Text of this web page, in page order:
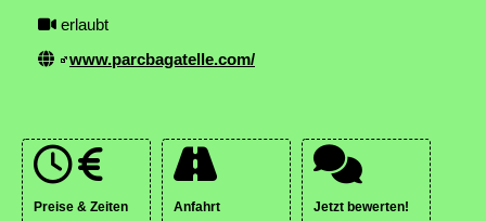
erlaubt
www.parcbagatelle.com/
Preise & Zeiten Anfahrt Jetzt bewerten!